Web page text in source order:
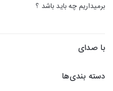
برمیداریم چه باید باشد ؟
با صدای
دسته بندی‌ها